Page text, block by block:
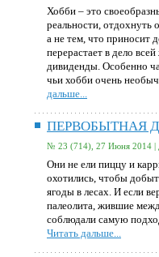
Хобби – это
реальности, отдохнуть
а не тем, что приносит
перерастает в дело
дивиденды. Особенно
чьи хобби очень
дальше...
ПЕРВОБЫТНАЯ
№ 23 (714), 27 Июня 2014 |
Они не ели пиццу и
охотились, чтобы
ягоды в лесах. И если
палеолита, жившие
соблюдали самую
Читать дальше...